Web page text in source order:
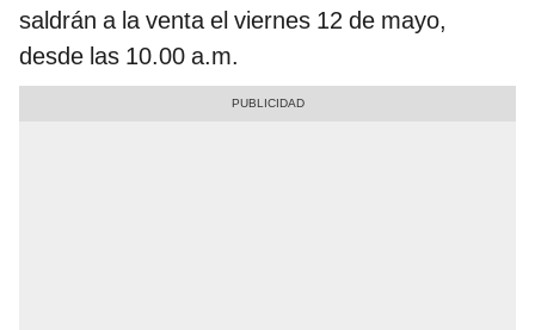
saldrán a la venta el viernes 12 de mayo,
desde las 10.00 a.m.